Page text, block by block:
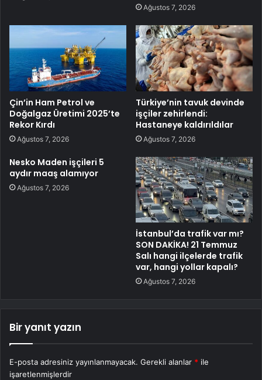
Ağustos 7, 2026
Çin’in Ham Petrol ve
Doğalgaz Üretimi 2025’te
Rekor Kırdı
Ağustos 7, 2026
Türkiye’nin tavuk devinde
işçiler zehirlendi:
Hastaneye kaldırıldılar
Ağustos 7, 2026
Nesko Maden işçileri 5
aydır maaş alamıyor
Ağustos 7, 2026
İstanbul’da trafik var mı?
SON DAKİKA! 21 Temmuz
Salı hangi ilçelerde trafik
var, hangi yollar kapalı?
Ağustos 7, 2026
Bir yanıt yazın
E-posta adresiniz yayınlanmayacak. Gerekli alanlar * ile
işaretlenmişlerdir